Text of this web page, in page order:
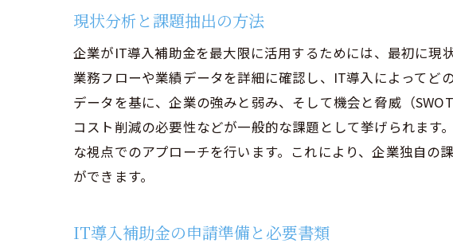
競争率を下げる
補助金申請のタ
サポート体制の
成功事例から学
経営コンサルティン
現状分析と課題抽出の方法
企業がIT導入補助金を最大限に活用するためには、最初に現
業務フローや業績データを詳細に確認し、IT導入によってど
データを基に、企業の強みと弱み、そして機会と脅威（
コスト削減の必要性などが一般的な課題として挙げられま
な視点でのアプローチを行います。これにより、企業独自
ができます。
IT導入補助金の申請準備と必要書類